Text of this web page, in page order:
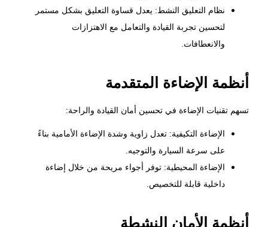
نظام التعليق النشط: يعدل قساوة التعليق بشكل مستمر
لتحسين تجربة القيادة والتعامل مع الاهتزازات
والانعطافات.
أنظمة الإضاءة المتقدمة
تسهم تقنيات الإضاءة في تحسين أمان القيادة والراحة:
الإضاءة التكيفية: تعدل زاوية وشدة الإضاءة الأمامية بناءً
على سرعة السيارة والتوجيه.
الإضاءة المحيطية: توفر أجواء مريحة من خلال إضاءة
داخلية قابلة للتخصيص.
أنظمة الأمان النشطة